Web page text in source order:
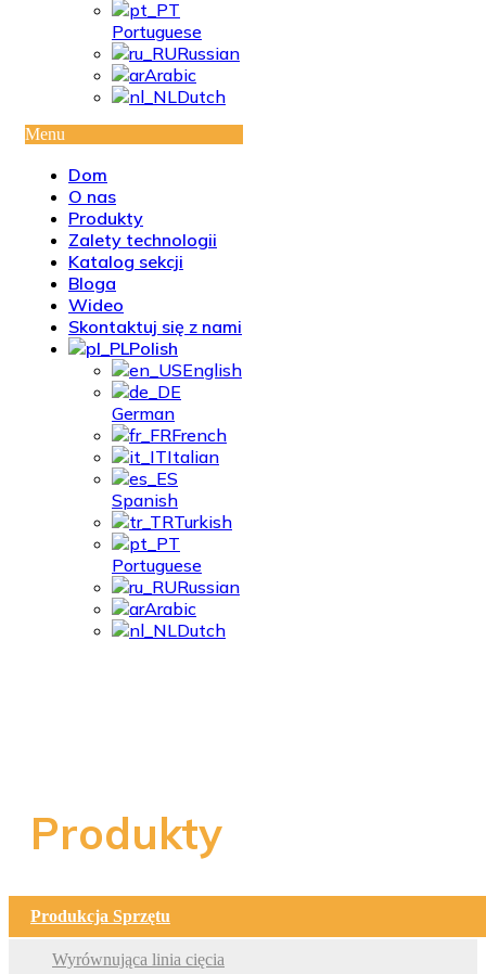
Portuguese
Russian
Arabic
Dutch
Menu
Dom
O nas
Produkty
Zalety technologii
Katalog sekcji
Bloga
Wideo
Skontaktuj się z nami
Polish
English
German
French
Italian
Spanish
Turkish
Portuguese
Russian
Arabic
Dutch
Produkty
Produkcja Sprzętu
Wyrównująca linia cięcia